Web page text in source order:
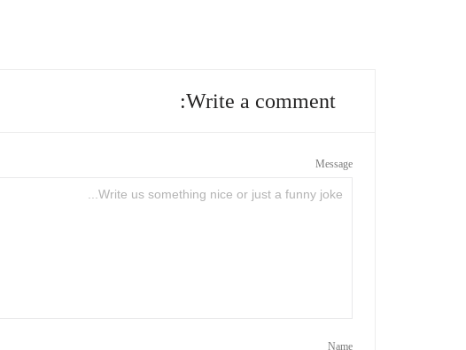
Write a comment:
Message
Name